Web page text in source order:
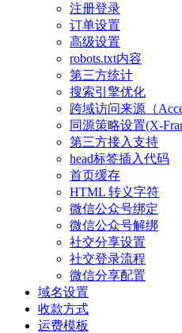
注册登录
订单设置
高级设置
robots.txt内容
第三方统计
搜索引擎优化
跨域访问来源（
同源策略设置(X-
第三方接入支持
head标签插入代码
首页缓存
HTML 转义字符
微信公众号绑定
微信公众号解绑
社交分享设置
社交登录流程
微信分享配置
域名设置
收款方式
运费模板